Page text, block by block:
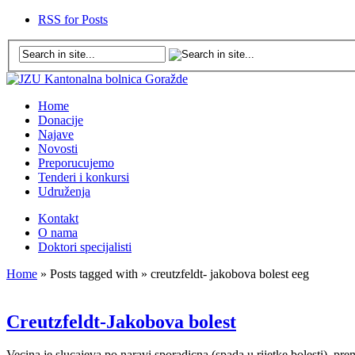
RSS for Posts
Home
Donacije
Najave
Novosti
Preporucujemo
Tenderi i konkursi
Udruženja
Kontakt
O nama
Doktori specijalisti
Home » Posts tagged with » creutzfeldt- jakobova bolest eeg
Creutzfeldt-Jakobova bolest